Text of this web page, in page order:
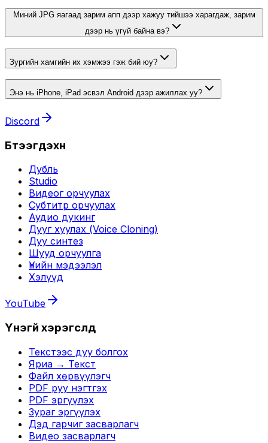
Миний JPG яагаад зарим апп дээр хажуу тийшээ харагдаж, зарим
дээр нь үгүй байна вэ?
Зургийн хамгийн их хэмжээ гэж бий юу?
Энэ нь iPhone, iPad эсвэл Android дээр ажиллах уу?
Discord
Бүтээгдэхүүн
Дубль
Studio
Видеог орчуулах
Субтитр орчуулах
Аудио дукинг
Дууг хуулах (Voice Cloning)
Дуу синтез
Шууд орчуулга
Үнийн мэдээлэл
Хэлүүд
YouTube
Үнэгүй хэрэгслүүд
Текстээс дуу болгох
Яриа → Текст
Файл хөрвүүлэгч
PDF руу нэгтгэх
PDF эргүүлэх
Зураг эргүүлэх
Дэд гарчиг засварлагч
Видео засварлагч